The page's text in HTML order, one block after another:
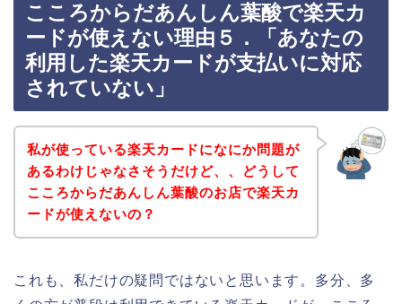
こころからだあんしん葉酸で楽天カ
ードが使えない理由５．「あなたの
利用した楽天カードが支払いに対応
されていない」
私が使っている楽天カードになにか問題が
あるわけじゃなさそうだけど、、どうして
こころからだあんしん葉酸のお店で楽天カ
ードが使えないの？
これも、私だけの疑問ではないと思います。多分、多